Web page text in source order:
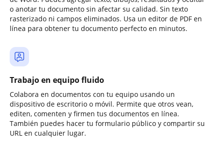
o anotar tu documento sin afectar su calidad. Sin texto
rasterizado ni campos eliminados. Usa un editor de PDF en
línea para obtener tu documento perfecto en minutos.
Trabajo en equipo fluido
Colabora en documentos con tu equipo usando un
dispositivo de escritorio o móvil. Permite que otros vean,
editen, comenten y firmen tus documentos en línea.
También puedes hacer tu formulario público y compartir su
URL en cualquier lugar.